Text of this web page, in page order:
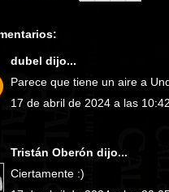
dubel dijo...
Parece que tiene un aire a
17 de abril de 2024 a las 10:42
Tristán Oberón dijo...
Ciertamente :)